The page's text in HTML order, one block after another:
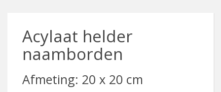
Acylaat helder
naamborden
Afmeting: 20 x 20 cm